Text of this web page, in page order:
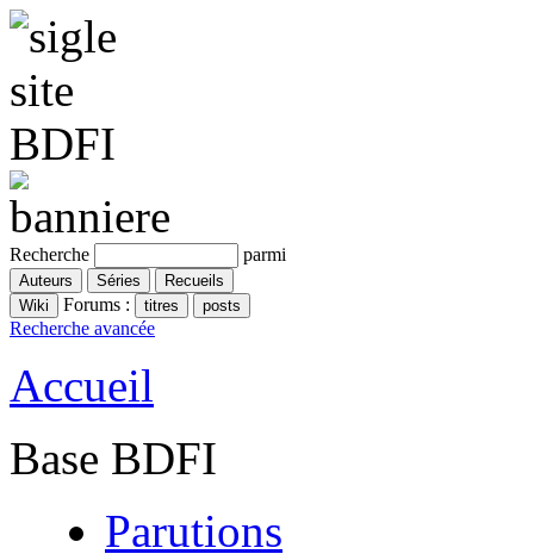
Recherche parmi
Forums :
Recherche avancée
Accueil
Base BDFI
Parutions